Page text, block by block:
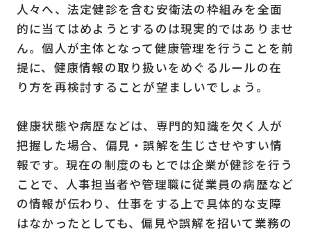
人々へ、法定健診を含む安衛法の枠組みを全面
的に当てはめようとするのは現実的ではありませ
ん。個人が主体となって健康管理を行うことを前
提に、健康情報の取り扱いをめぐるルールの在
り方を再検討することが望ましいでしょう。
健康状態や病歴などは、専門的知識を欠く人が
把握した場合、偏見・誤解を生じさせやすい情
報です。現在の制度のもとでは企業が健診を行う
ことで、人事担当者や管理職に従業員の病歴など
の情報が伝わり、仕事をする上で具体的な支障
はなかったとしても、偏見や誤解を招いて業務の